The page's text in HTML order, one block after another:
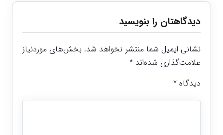
دیدگاهتان را بنویسید
نشانی ایمیل شما منتشر نخواهد شد. بخش‌های موردنیاز
علامت‌گذاری شده‌اند*
دیدگاه*